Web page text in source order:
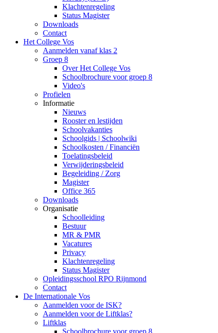
Klachtenregeling
Status Magister
Downloads
Contact
Het College Vos
Aanmelden vanaf klas 2
Groep 8
Over Het College Vos
Schoolbrochure voor groep 8
Video's
Profielen
Informatie
Nieuws
Rooster en lestijden
Schoolvakanties
Schoolgids | Schoolwiki
Schoolkosten / Financiën
Toelatingsbeleid
Verwijderingsbeleid
Begeleiding / Zorg
Magister
Office 365
Downloads
Organisatie
Schoolleiding
Bestuur
MR & PMR
Vacatures
Privacy
Klachtenregeling
Status Magister
Opleidingsschool RPO Rijnmond
Contact
De Internationale Vos
Aanmelden voor de ISK?
Aanmelden voor de Liftklas?
Liftklas
Schoolbrochure voor groep 8